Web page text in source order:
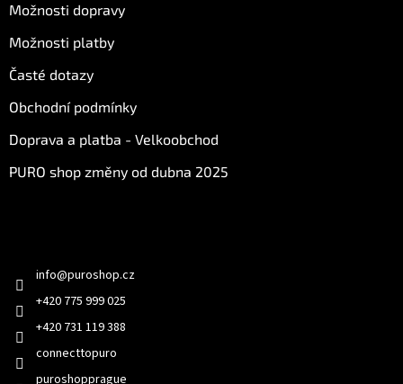
Možnosti dopravy
Možnosti platby
Časté dotazy
Obchodní podmínky
Doprava a platba - Velkoobchod
PURO shop změny od dubna 2025
info@puroshop.cz
+420 775 999 025
+420 731 119 388
connecttopuro
puroshopprague